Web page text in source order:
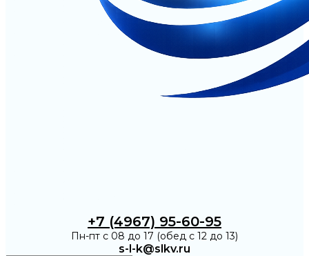
+7 (4967) 95-60-95
Пн-пт с 08 до 17 (обед с 12 до 13)
s-l-k@slkv.ru